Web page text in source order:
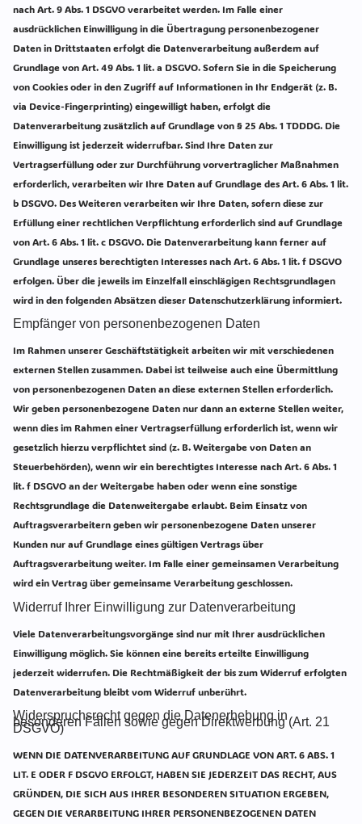
nach Art. 9 Abs. 1 DSGVO verarbeitet werden. Im Falle einer
ausdrücklichen Einwilligung in die Übertragung personenbezogener
Daten in Drittstaaten erfolgt die Datenverarbeitung außerdem auf
Grundlage von Art. 49 Abs. 1 lit. a DSGVO. Sofern Sie in die Speicherung
von Cookies oder in den Zugriff auf Informationen in Ihr Endgerät (z. B.
via Device-Fingerprinting) eingewilligt haben, erfolgt die
Datenverarbeitung zusätzlich auf Grundlage von § 25 Abs. 1 TDDDG. Die
Einwilligung ist jederzeit widerrufbar. Sind Ihre Daten zur
Vertragserfüllung oder zur Durchführung vorvertraglicher Maßnahmen
erforderlich, verarbeiten wir Ihre Daten auf Grundlage des Art. 6 Abs. 1 lit.
b DSGVO. Des Weiteren verarbeiten wir Ihre Daten, sofern diese zur
Erfüllung einer rechtlichen Verpflichtung erforderlich sind auf Grundlage
von Art. 6 Abs. 1 lit. c DSGVO. Die Datenverarbeitung kann ferner auf
Grundlage unseres berechtigten Interesses nach Art. 6 Abs. 1 lit. f DSGVO
erfolgen. Über die jeweils im Einzelfall einschlägigen Rechtsgrundlagen
wird in den folgenden Absätzen dieser Datenschutzerklärung informiert.
Empfänger von personenbezogenen Daten
Im Rahmen unserer Geschäftstätigkeit arbeiten wir mit verschiedenen
externen Stellen zusammen. Dabei ist teilweise auch eine Übermittlung
von personenbezogenen Daten an diese externen Stellen erforderlich.
Wir geben personenbezogene Daten nur dann an externe Stellen weiter,
wenn dies im Rahmen einer Vertragserfüllung erforderlich ist, wenn wir
gesetzlich hierzu verpflichtet sind (z. B. Weitergabe von Daten an
Steuerbehörden), wenn wir ein berechtigtes Interesse nach Art. 6 Abs. 1
lit. f DSGVO an der Weitergabe haben oder wenn eine sonstige
Rechtsgrundlage die Datenweitergabe erlaubt. Beim Einsatz von
Auftragsverarbeitern geben wir personenbezogene Daten unserer
Kunden nur auf Grundlage eines gültigen Vertrags über
Auftragsverarbeitung weiter. Im Falle einer gemeinsamen Verarbeitung
wird ein Vertrag über gemeinsame Verarbeitung geschlossen.
Widerruf Ihrer Einwilligung zur Datenverarbeitung
Viele Datenverarbeitungsvorgänge sind nur mit Ihrer ausdrücklichen
Einwilligung möglich. Sie können eine bereits erteilte Einwilligung
jederzeit widerrufen. Die Rechtmäßigkeit der bis zum Widerruf erfolgten
Datenverarbeitung bleibt vom Widerruf unberührt.
Widerspruchsrecht gegen die Datenerhebung in
besonderen Fällen sowie gegen Direktwerbung (Art. 21
DSGVO)
WENN DIE DATENVERARBEITUNG AUF GRUNDLAGE VON ART. 6 ABS. 1
LIT. E ODER F DSGVO ERFOLGT, HABEN SIE JEDERZEIT DAS RECHT, AUS
GRÜNDEN, DIE SICH AUS IHRER BESONDEREN SITUATION ERGEBEN,
GEGEN DIE VERARBEITUNG IHRER PERSONENBEZOGENEN DATEN